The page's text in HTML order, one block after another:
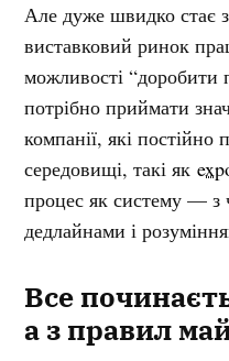
Але дуже швидко стає
виставковий ринок
можливості “доробити
потрібно приймати
компанії, які
середовищі, такі як
процес як систему — з
дедлайнами і
Все
а з правил